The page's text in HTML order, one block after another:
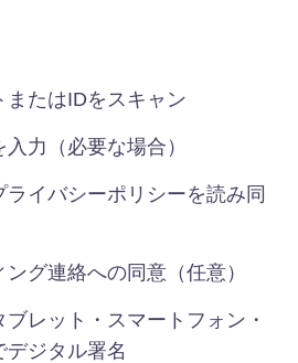
またはIDをスキャン
力（必要な場合）
ライバシーポリシーを読み同
グ連絡への同意（任意）
ブレット・スマートフォン・
デジタル署名